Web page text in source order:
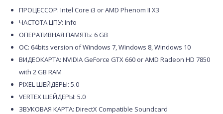
ПРОЦЕССОР: Intel Core i3 or AMD Phenom II X3
ЧАСТОТА ЦПУ: Info
ОПЕРАТИВНАЯ ПАМЯТЬ: 6 GB
ОС: 64bits version of Windows 7, Windows 8, Windows 10
ВИДЕОКАРТА: NVIDIA GeForce GTX 660 or AMD Radeon HD 7850
with 2 GB RAM
PIXEL ШЕЙДЕРЫ: 5.0
VERTEX ШЕЙДЕРЫ: 5.0
ЗВУКОВАЯ КАРТА: DirectX Compatible Soundcard